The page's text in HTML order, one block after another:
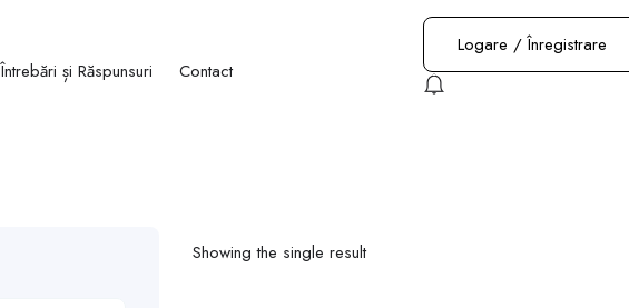
Întrebări și Răspunsuri Contact
Logare / Înregistrare
Showing the single result